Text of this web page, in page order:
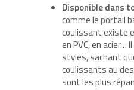
Disponible dans
comme le portail
coulissant existe
en PVC, en acier…
styles, sachant
coulissants au
sont les plus